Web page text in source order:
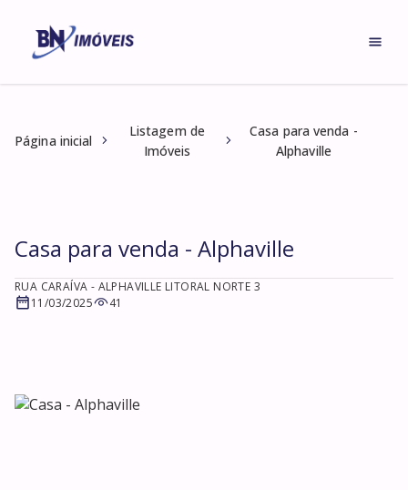
Página inicial
Listagem de
Imóveis
Casa para venda -
Alphaville
Casa para venda - Alphaville
RUA CARAÍVA - ALPHAVILLE LITORAL NORTE 3
11/03/2025
41